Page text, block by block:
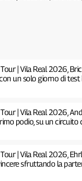
| Vila Real 2026,
un solo giorno di
| Vila Real 2026,
podio, su un circuito
| Vila Real 2026,
sfruttando la